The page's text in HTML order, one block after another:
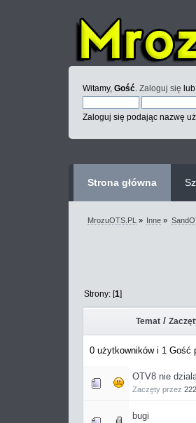
Witamy, Gość Zaloguj się lub
Zaloguj się podając nazwę
Strona główna
MrozuOTS.PL » Inne »
Strony: [1]
Temat/
0 użytkowników i 1 Gość
OTV8 nie
Zaczęty przez
bugi